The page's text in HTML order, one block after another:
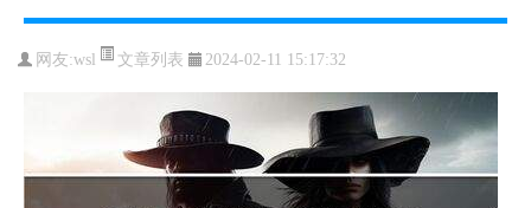
网友:wsl 文章列表 2024-02-11 15:17:32